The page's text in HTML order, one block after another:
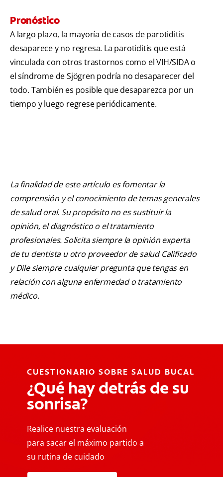
Pronóstico
A largo plazo, la mayoría de casos de parotiditis
desaparece y no regresa. La parotiditis que está
vinculada con otros trastornos como el VIH/SIDA o
el síndrome de Sjögren podría no desaparecer del
todo. También es posible que desaparezca por un
tiempo y luego regrese periódicamente.
La finalidad de este artículo es fomentar la
comprensión y el conocimiento de temas generales
de salud oral. Su propósito no es sustituir la
opinión, el diagnóstico o el tratamiento
profesionales. Solicita siempre la opinión experta
de tu dentista u otro proveedor de salud Calificado
y Dile siempre cualquier pregunta que tengas en
relación con alguna enfermedad o tratamiento
médico.
CUESTIONARIO SOBRE SALUD BUCAL
¿Qué hay detrás de su
sonrisa?
Realice nuestra evaluación
para sacar el máximo partido a
su rutina de cuidado